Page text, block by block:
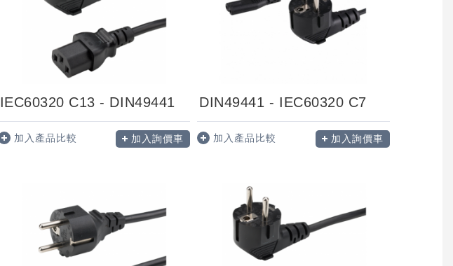
IEC60320 C13 - DIN49441
加入產品比較 加入詢價車
DIN49441 - IEC60320 C7
加入產品比較 加入詢價車